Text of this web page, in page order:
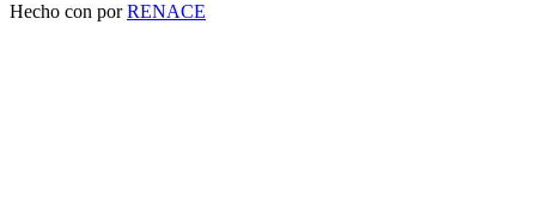
Hecho con porRENACE